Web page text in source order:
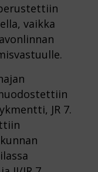
vaikka
JR 7.